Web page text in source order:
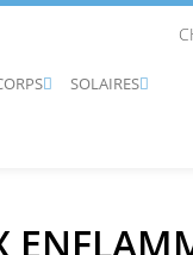
 
SOLAIRES